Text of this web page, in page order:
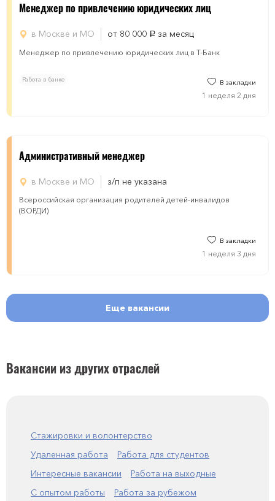
Менеджер по привлечению юридических лиц
в Москве и МО от 80 000 руб. за месяц
Менеджер по привлечению юридических лиц в Т-Банк
Работа в банке В закладки
1 неделя 2 дня
Административный менеджер
в Москве и МО з/п не указана
Всероссийская организация родителей детей-инвалидов
(ВОРДИ)
В закладки
1 неделя 3 дня
Еще вакансии
Вакансии из других отраслей
Стажировки и волонтерство
Удаленная работа
Работа для студентов
Интересные вакансии
Работа на выходные
С опытом работы
Работа за рубежом